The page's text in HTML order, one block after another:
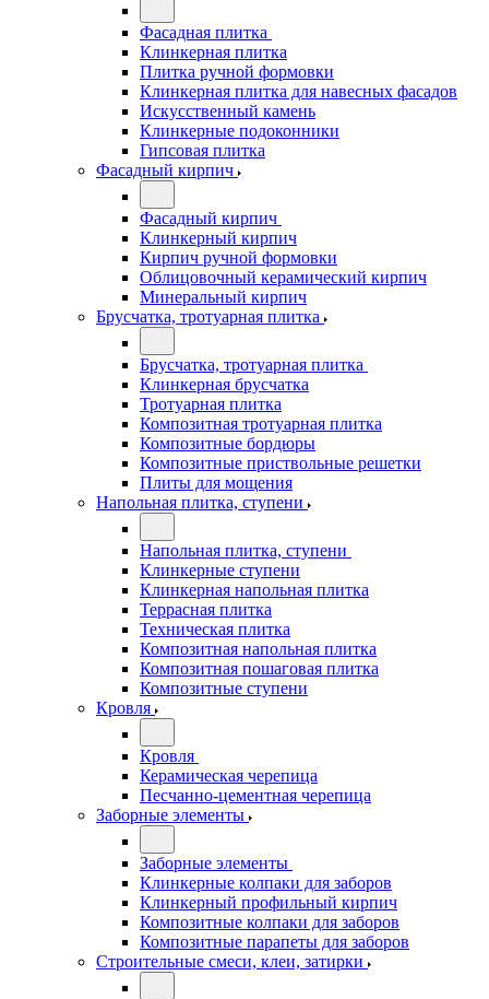
Фасадная плитка
Клинкерная плитка
Плитка ручной формовки
Клинкерная плитка для навесных фасадов
Искусственный камень
Клинкерные подоконники
Гипсовая плитка
Фасадный кирпич
Фасадный кирпич
Клинкерный кирпич
Кирпич ручной формовки
Облицовочный керамический кирпич
Минеральный кирпич
Брусчатка, тротуарная плитка
Брусчатка, тротуарная плитка
Клинкерная брусчатка
Тротуарная плитка
Композитная тротуарная плитка
Композитные бордюры
Композитные приствольные решетки
Плиты для мощения
Напольная плитка, ступени
Напольная плитка, ступени
Клинкерные ступени
Клинкерная напольная плитка
Террасная плитка
Техническая плитка
Композитная напольная плитка
Композитная пошаговая плитка
Композитные ступени
Кровля
Кровля
Керамическая черепица
Песчанно-цементная черепица
Заборные элементы
Заборные элементы
Клинкерные колпаки для заборов
Клинкерный профильный кирпич
Композитные колпаки для заборов
Композитные парапеты для заборов
Строительные смеси, клеи, затирки